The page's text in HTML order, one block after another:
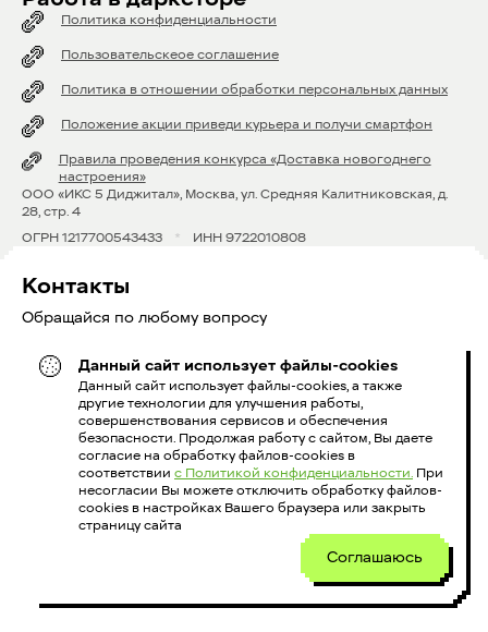
Политика конфиденциальности
Пользовательскеое соглашение
Политика в отношении обработки персональных данных
Положение акции приведи курьера и получи смартфон
Правила проведения конкурса «Доставка новогоднего
настроения»
OOO «ИКС 5 Диджитал», Москва, ул. Средняя Калитниковская, д.
28, стр. 4
ОГРН 1217700543433
* ИНН 9722010808
Контакты
Обращайся по любому вопросу
8 800 600 39 52
courierx5@x5.ru
Голосовой информатор:
Данный сайт использует файлы-cookies
Данный сайт использует файлы-cookies, а также
другие технологии для улучшения работы,
совершенствования сервисов и обеспечения
безопасности. Продолжая работу с сайтом, Вы даете
согласие на обработку файлов-cookies в
соответствии с Политикой конфиденциальности. При
несогласии Вы можете отключить обработку файлов-
cookies в настройках Вашего браузера или закрыть
страницу сайта
Соглашаюсь